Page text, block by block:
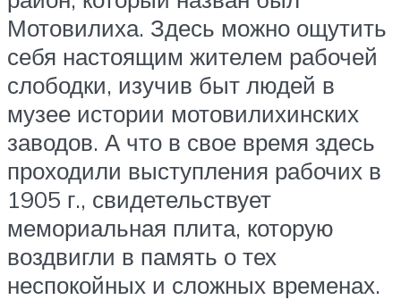
Мотовилиха. Здесь можно ощутить
себя настоящим жителем рабочей
слободки, изучив быт людей в
музее истории мотовилихинских
заводов. А что в свое время здесь
проходили выступления рабочих в
1905 г., свидетельствует
мемориальная плита, которую
воздвигли в память о тех
неспокойных и сложных временах.